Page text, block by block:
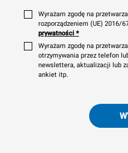
Wyrażam zgodę na
rozporządzeniem (UE) 2016/
prywatności *
Wyrażam zgodę na
otrzymywania przez telefon
newslettera, aktualizacji lub
ankiet itp.